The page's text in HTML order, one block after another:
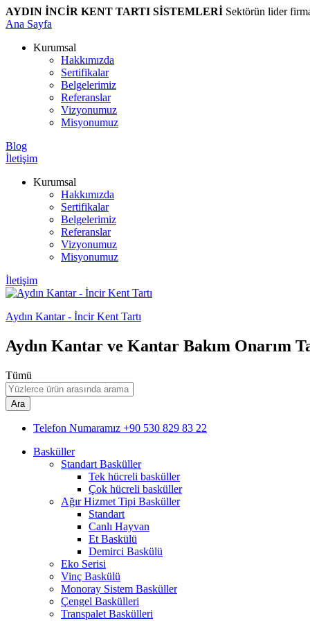
AYDIN İNCİR KENT TARTI SİSTEMLERİ Sektörün lider
Ana Sayfa
Kurumsal
Hakkımızda
Sertifikalar
Belgelerimiz
Referanslar
Vizyonumuz
Misyonumuz
Blog
İletişim
Kurumsal
Hakkımızda
Sertifikalar
Belgelerimiz
Referanslar
Vizyonumuz
Misyonumuz
İletişim
Aydın Kantar - İncir Kent Tartı
Aydın Kantar ve Kantar Bakım Onarım
Tümü
Ara
Telefon Numaramız +90 530 829 83 22
Basküller
Standart Basküller
Tek hücreli basküller
Çok hücreli basküller
Ağır Hizmet Tipi Basküller
Standart
Canlı Hayvan
Et Baskülü
Demirci Baskülü
Eko Serisi
Vinç Baskülü
Monoray Sistem Basküller
Çengel Baskülleri
Transpalet Baskülleri